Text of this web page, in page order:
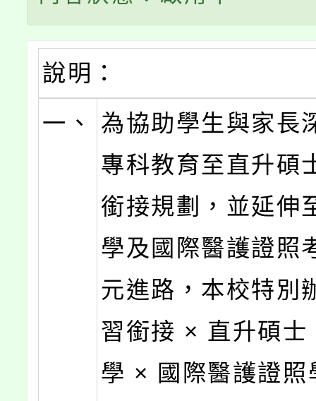
說明：
一、
為協助學生與家長
專科教育至直升碩
銜接規劃，並延伸
學及國際醫護證照
元進路，本校特別
習銜接 × 直升碩
學 × 國際醫護證照